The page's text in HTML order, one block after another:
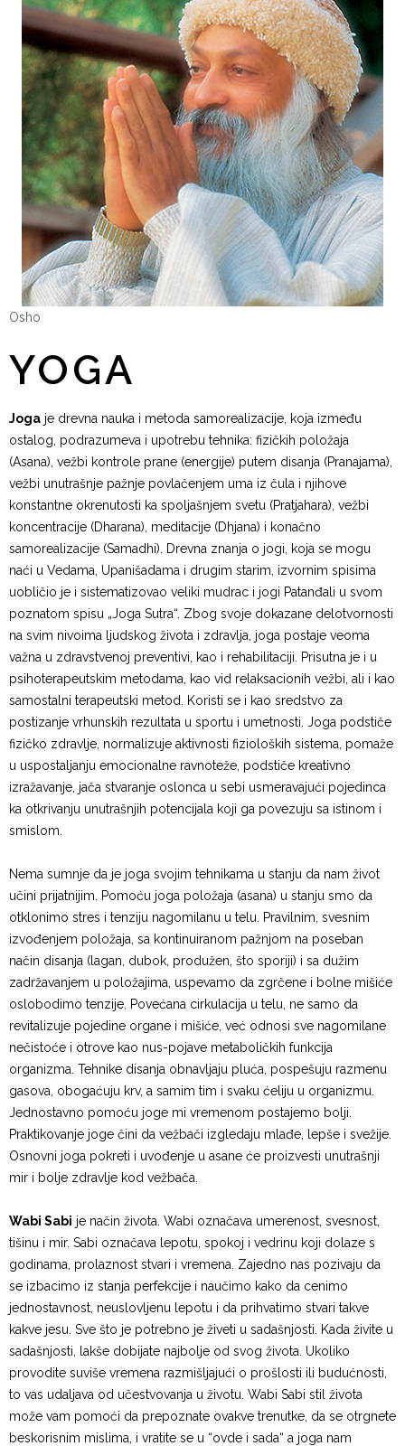
Osho
YOGA
Joga je drevna nauka i metoda samorealizacije, koja između
ostalog, podrazumeva i upotrebu tehnika: fizičkih položaja
(Asana), vežbi kontrole prane (energije) putem disanja (Pranajama),
vežbi unutrašnje pažnje povlačenjem uma iz čula i njihove
konstantne okrenutosti ka spoljašnjem svetu (Pratjahara), vežbi
koncentracije (Dharana), meditacije (Dhjana) i konačno
samorealizacije (Samadhi). Drevna znanja o jogi, koja se mogu
naći u Vedama, Upanišadama i drugim starim, izvornim spisima
uobličio je i sistematizovao veliki mudrac i jogi Patanđali u svom
poznatom spisu „Joga Sutra“. Zbog svoje dokazane delotvornosti
na svim nivoima ljudskog života i zdravlja, joga postaje veoma
važna u zdravstvenoj preventivi, kao i rehabilitaciji. Prisutna je i u
psihoterapeutskim metodama, kao vid relaksacionih vežbi, ali i kao
samostalni terapeutski metod. Koristi se i kao sredstvo za
postizanje vrhunskih rezultata u sportu i umetnosti. Joga podstiče
fizičko zdravlje, normalizuje aktivnosti fizioloških sistema, pomaže
u uspostaljanju emocionalne ravnoteže, podstiče kreativno
izražavanje, jača stvaranje oslonca u sebi usmeravajući pojedinca
ka otkrivanju unutrašnjih potencijala koji ga povezuju sa istinom i
smislom.
Nema sumnje da je joga svojim tehnikama u stanju da nam život
učini prijatnijim. Pomoću joga položaja (asana) u stanju smo da
otklonimo stres i tenziju nagomilanu u telu. Pravilnim, svesnim
izvođenjem položaja, sa kontinuiranom pažnjom na poseban
način disanja (lagan, dubok, produžen, što sporiji) i sa dužim
zadržavanjem u položajima, uspevamo da zgrčene i bolne mišiće
oslobodimo tenzije. Povećana cirkulacija u telu, ne samo da
revitalizuje pojedine organe i mišiće, već odnosi sve nagomilane
nečistoće i otrove kao nus-pojave metaboličkih funkcija
organizma. Tehnike disanja obnavljaju pluća, pospešuju razmenu
gasova, obogaćuju krv, a samim tim i svaku ćeliju u organizmu.
Jednostavno pomoću joge mi vremenom postajemo bolji.
Praktikovanje joge čini da vežbači izgledaju mlađe, lepše i svežije.
Osnovni joga pokreti i uvođenje u asane će proizvesti unutrašnji
mir i bolje zdravlje kod vežbača.
​Wabi Sabi je način života. Wabi označava umerenost, svesnost,
tišinu i mir. Sabi označava lepotu, spokoj i vedrinu koji dolaze s
godinama, prolaznost stvari i vremena. Zajedno nas pozivaju da
se izbacimo iz stanja perfekcije i naučimo kako da cenimo
jednostavnost, neuslovljenu lepotu i da prihvatimo stvari takve
kakve jesu. Sve što je potrebno je živeti u sadašnjosti. Kada živite u
sadašnjosti, lakše dobijate najbolje od svog života. Ukoliko
provodite suviše vremena razmišljajući o prošlosti ili budućnosti,
to vas udaljava od učestvovanja u životu. Wabi Sabi stil života
može vam pomoći da prepoznate ovakve trenutke, da se otrgnete
beskorisnim mislima, i vratite se u “ovde i sada“ a joga nam